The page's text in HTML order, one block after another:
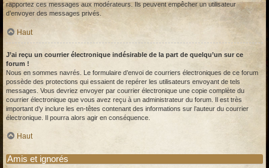
rapportez ces messages aux modérateurs. Ils peuvent empêcher un utilisateur
d’envoyer des messages privés.
Haut
J’ai reçu un courrier électronique indésirable de la part de quelqu’un sur ce
forum !
Nous en sommes navrés. Le formulaire d’envoi de courriers électroniques de ce forum
possède des protections qui essaient de repérer les utilisateurs envoyant de tels
messages. Vous devriez envoyer par courrier électronique une copie complète du
courrier électronique que vous avez reçu à un administrateur du forum. Il est très
important d’y inclure les en-têtes contenant des informations sur l’auteur du courrier
électronique. Il pourra alors agir en conséquence.
Haut
Amis et ignorés